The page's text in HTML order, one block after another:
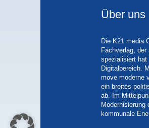
Über uns
Die K21 media
Fachverlag,
spezialisiert hat
Digitalbereich.
move moderne
ein breites
ab. Im
Modernisierung
kommunale